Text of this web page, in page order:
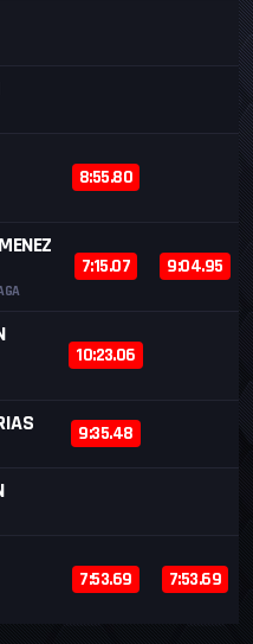
8:55.80
7:15.07 9:04.95
10:23.06
9:35.48
7:53.69 7:53.69